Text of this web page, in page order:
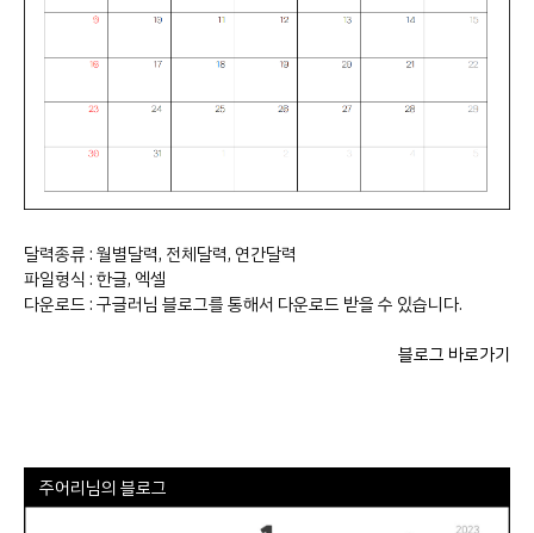
달력종류 : 월별달력, 전체달력, 연간달력
파일형식 : 한글, 엑셀
다운로드 : 구글러님 블로그를 통해서 다운로드 받을 수 있습니다.
블로그 바로가기
주어리님의 블로그